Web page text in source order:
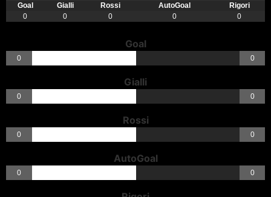
Goal Gialli Rossi AutoGoal
Rigori
0
0 0 0 0
Goal
0 0
Gialli
0 0
Rossi
0 0
AutoGoal
0 0